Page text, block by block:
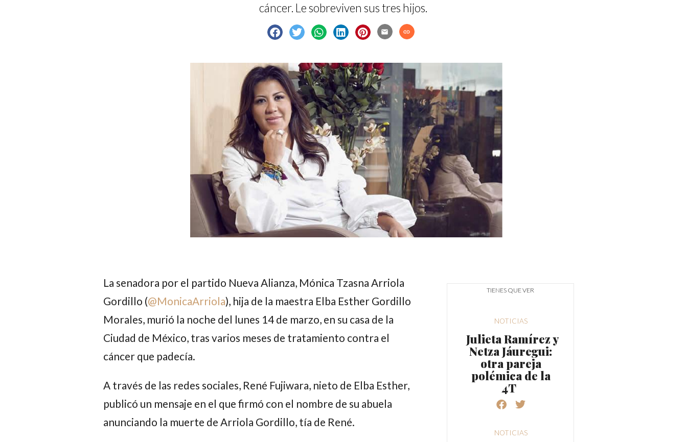
cáncer. Le sobreviven sus tres hijos.
email link
La senadora por el partido Nueva Alianza, Mónica Tzasna Arriola
Gordillo (@MonicaArriola), hija de la maestra Elba Esther Gordillo
Morales, murió la noche del lunes 14 de marzo, en su casa de la
Ciudad de México, tras varios meses de tratamiento contra el
cáncer que padecía.
A través de las redes sociales, René Fujiwara, nieto de Elba Esther,
publicó un mensaje en el que firmó con el nombre de su abuela
anunciando la muerte de Arriola Gordillo, tía de René.
TIENES QUE VER
NOTICIAS
Julieta Ramírez y
Netza Jáuregui:
otra pareja
polémica de la
4T
NOTICIAS